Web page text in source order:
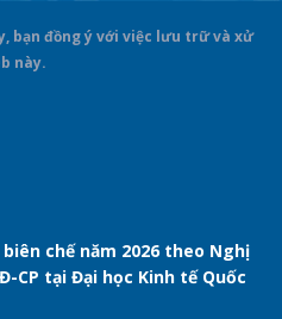
bạn đồng ý với việc lưu trữ và xử
này.
chế năm 2026 theo Nghị
CP tại Đại học Kinh tế Quốc